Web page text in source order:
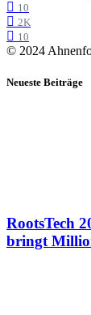
10
2K
10
© 2024
Neueste Beiträge
RootsTech
bringt